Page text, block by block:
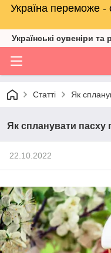
Україна переможе
Українські сувеніри та
Статті Як
Як спланувати пасху
22.10.2022